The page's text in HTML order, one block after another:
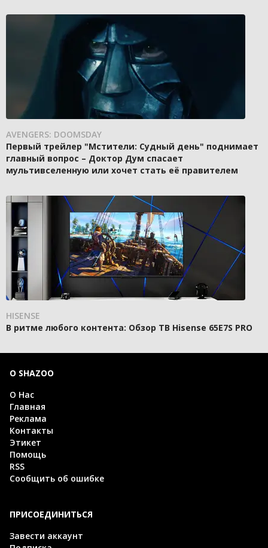
AVENGERS: DOOMSDAY
Первый трейлер "Мстители: Судный день" поднимает
главный вопрос – Доктор Дум спасает
мультивселенную или хочет стать её правителем
HISENSE
В ритме любого контента: Обзор ТВ Hisense 65E7S PRO
О SHAZOO
О Нас
Главная
Реклама
Контакты
Этикет
Помощь
RSS
Сообщить об ошибке
ПРИСОЕДИНИТЬСЯ
Завести аккаунт